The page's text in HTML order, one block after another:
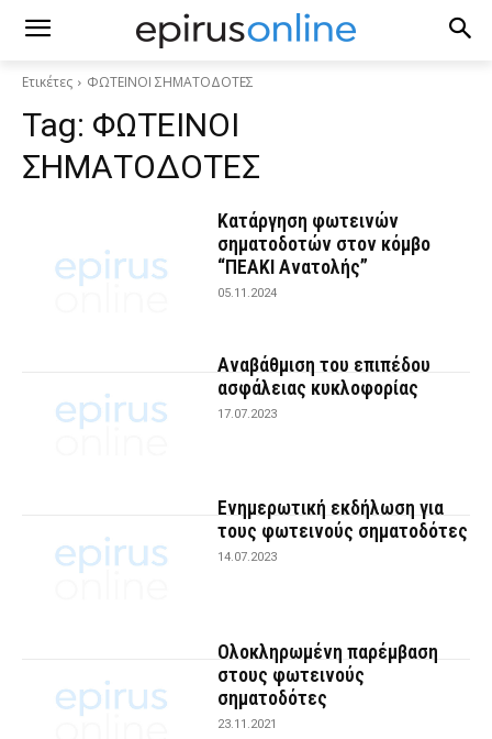
Ετικέτες ΦΩΤΕΙΝΟΙ ΣΗΜΑΤΟΔΟΤΕΣ
Tag: ΦΩΤΕΙΝΟΙ
ΣΗΜΑΤΟΔΟΤΕΣ
Κατάργηση φωτεινών
σηματοδοτών στον κόμβο
“ΠΕΑΚΙ Ανατολής”
05.11.2024
Αναβάθμιση του επιπέδου
ασφάλειας κυκλοφορίας
17.07.2023
Ενημερωτική εκδήλωση για
τους φωτεινούς σηματοδότες
14.07.2023
Ολοκληρωμένη παρέμβαση
στους φωτεινούς
σηματοδότες
23.11.2021